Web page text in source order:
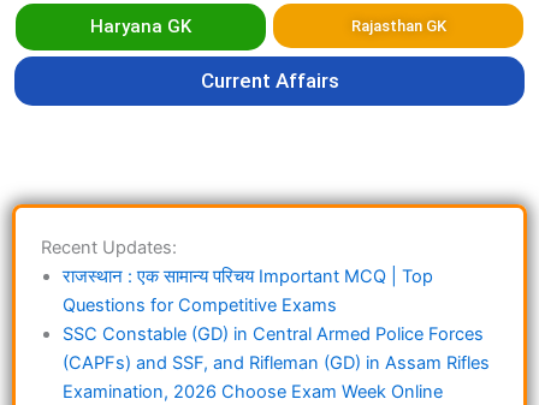
Haryana GK Rajasthan GK
Current Affairs
Recent Updates:
राजस्थान : एक सामान्य परिचय Important MCQ | Top
Questions for Competitive Exams
SSC Constable (GD) in Central Armed Police Forces
(CAPFs) and SSF, and Rifleman (GD) in Assam Rifles
Examination, 2026 Choose Exam Week Online